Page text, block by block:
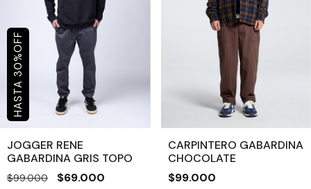
30
%
OFF
JOGGER RENE
GABARDINA GRIS TOPO
$99.000 $69.000
CARPINTERO GABARDINA
CHOCOLATE
$99.000